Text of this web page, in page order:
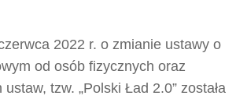
2022 r. o zmianie ustawy o
od osób fizycznych oraz
tzw. „Polski Ład 2.0” została